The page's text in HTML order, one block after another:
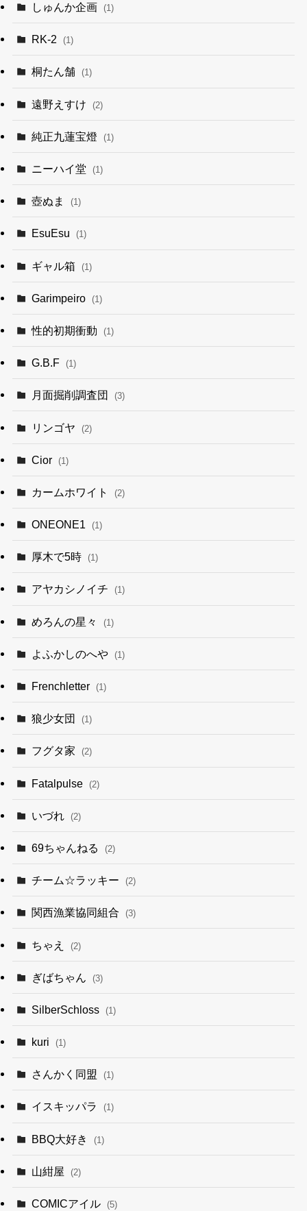
しゅんか企画 (1)
RK-2 (1)
桐たん舗 (1)
遠野えすけ (2)
純正九蓮宝燈 (1)
ニーハイ堂 (1)
壺ぬま (1)
EsuEsu (1)
ギャル箱 (1)
Garimpeiro (1)
性的初期衝動 (1)
G.B.F (1)
月面掘削調査団 (3)
リンゴヤ (2)
Cior (1)
カームホワイト (2)
ONEONE1 (1)
厚木で5時 (1)
アヤカシノイチ (1)
めろんの星々 (1)
よふかしのへや (1)
Frenchletter (1)
狼少女団 (1)
フグタ家 (2)
Fatalpulse (2)
いづれ (2)
69ちゃんねる (2)
チーム☆ラッキー (2)
関西漁業協同組合 (3)
ちゃえ (2)
ぎばちゃん (3)
SilberSchloss (1)
kuri (1)
さんかく同盟 (1)
イスキッパラ (1)
BBQ大好き (1)
山紺屋 (2)
COMICアイル (5)